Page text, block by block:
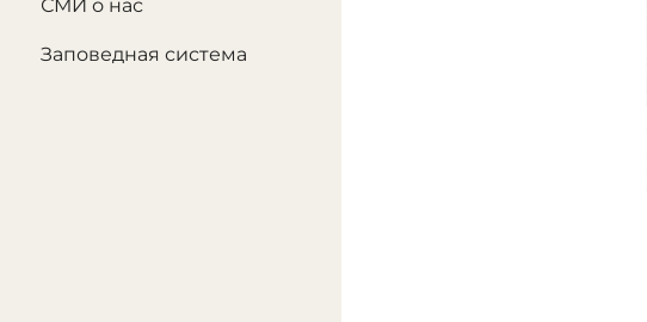
СМИ о нас
Заповедная система